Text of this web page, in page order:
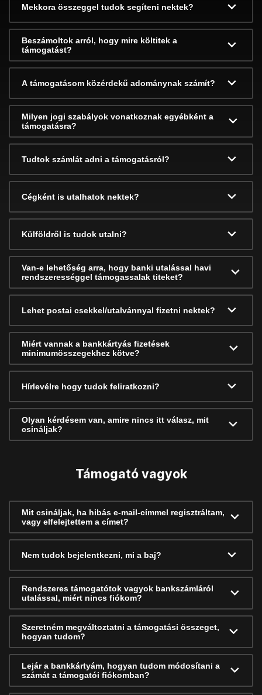
Mekkora összeggel tudok segíteni nektek?
Beszámoltok arról, hogy mire költitek a
támogatást?
A támogatásom közérdekű adománynak számít?
Milyen jogi szabályok vonatkoznak egyébként a
támogatásra?
Tudtok számlát adni a támogatásról?
Cégként is utalhatok nektek?
Külföldről is tudok utalni?
Van-e lehetőség arra, hogy banki utalással havi
rendszerességgel támogassalak titeket?
Lehet postai csekkel/utalvánnyal fizetni nektek?
Miért vannak a bankkártyás fizetések
minimumösszegekhez kötve?
Hírlevélre hogy tudok feliratkozni?
Olyan kérdésem van, amire nincs itt válasz, mit
csináljak?
Támogató vagyok
Mit csináljak, ha hibás e-mail-címmel regisztráltam,
vagy elfelejtettem a címet?
Nem tudok bejelentkezni, mi a baj?
Rendszeres támogatótok vagyok bankszámláról
utalással, miért nincs fiókom?
Szeretném megváltoztatni a támogatási összeget,
hogyan tudom?
Lejár a bankkártyám, hogyan tudom módosítani a
számát a támogatói fiókomban?